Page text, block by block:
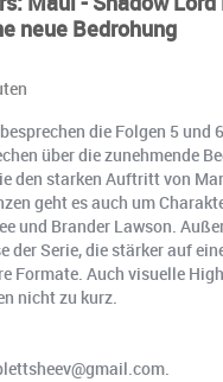
neue Bedrohung
die Folgen 5 und
über die zunehmende
den starken Auftritt von
geht es auch um
und Brander Lawson.
der Serie, die stärker auf
Formate. Auch visuelle
nicht zu kurz.